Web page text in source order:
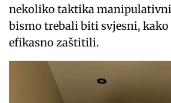
nekoliko taktika
bismo trebali biti svjesni, kako
efikasno zaštitili.